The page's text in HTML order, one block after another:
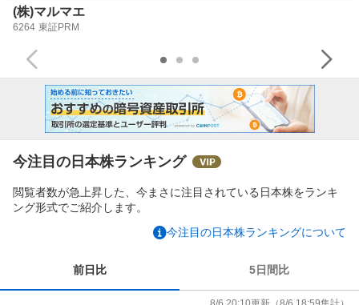
(株)マルマエ
6264 東証PRM
今注目の日本株ランキング
閲覧者数が急上昇した、今まさに注目されている日本株をランキ
ング形式でご紹介します。
今注目の日本株ランキングについて
前日比 5日間比